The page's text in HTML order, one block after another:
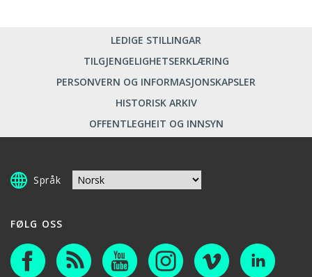
LEDIGE STILLINGAR
TILGJENGELIGHETSERKLÆRING
PERSONVERN OG INFORMASJONSKAPSLER
HISTORISK ARKIV
OFFENTLEGHEIT OG INNSYN
Språk
FØLG OSS